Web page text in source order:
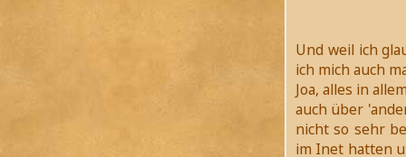
Und weil ich
ich mich auch
Joa, alles in
auch über
nicht so sehr
im Inet hatten